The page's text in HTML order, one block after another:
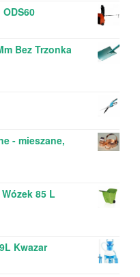
Bez Trzonka
- mieszane,
85 L
Kwazar